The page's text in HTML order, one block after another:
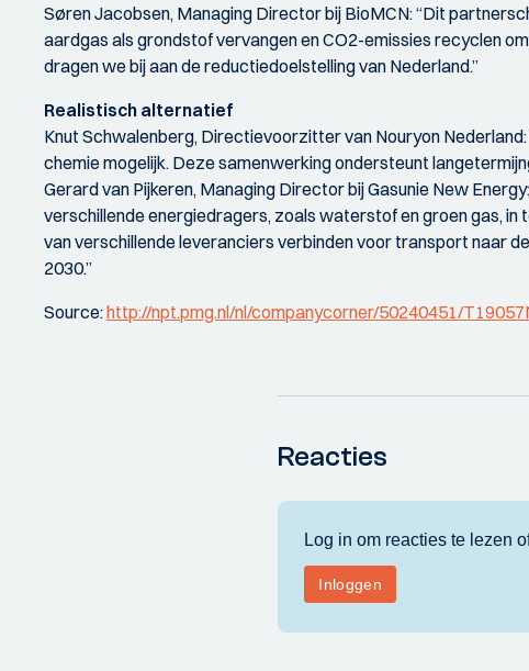
Søren Jacobsen, Managing Director bij BioMCN: “Dit
aardgas als grondstof vervangen en CO2-emissies recyclen
dragen we bij aan de reductiedoelstelling van Nederland.”
Realistisch alternatief
Knut Schwalenberg, Directievoorzitter van Nouryon
chemie mogelijk. Deze samenwerking ondersteunt
Gerard van Pijkeren, Managing Director bij Gasunie New
verschillende energiedragers, zoals waterstof en groen gas,
van verschillende leveranciers verbinden voor transport naar
2030.”
Source:http://npt.pmg.nl/nl/companycorner/50240451/
Reacties